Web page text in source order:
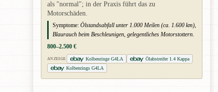
als "normal"; in der Praxis führt das zu
Motorschäden.
Symptome: Ölstandsabfall unter 1.000 Meilen (ca. 1.600 km),
Blaurauch beim Beschleunigen, gelegentliches Motorstottern.
800–2.500 €
ANZEIGE Kolbenringe G4LA
Ölabstreifer 1.4 Kappa
Kolbenrings G4LA